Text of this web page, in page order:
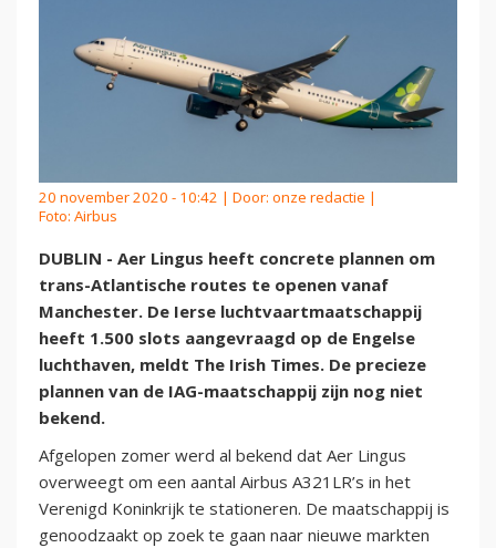
20 november 2020 - 10:42 | Door: onze redactie |
Foto: Airbus
DUBLIN - Aer Lingus heeft concrete plannen om
trans-Atlantische routes te openen vanaf
Manchester. De Ierse luchtvaartmaatschappij
heeft 1.500 slots aangevraagd op de Engelse
luchthaven, meldt The Irish Times. De precieze
plannen van de IAG-maatschappij zijn nog niet
bekend.
Afgelopen zomer werd al bekend dat Aer Lingus
overweegt om een aantal Airbus A321LR’s in het
Verenigd Koninkrijk te stationeren. De maatschappij is
genoodzaakt op zoek te gaan naar nieuwe markten